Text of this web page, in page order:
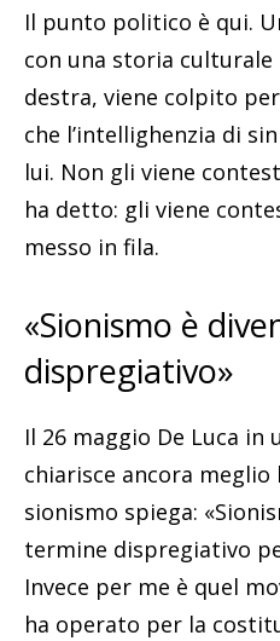
Il punto politico è qui.
con una storia
destra, viene colpito
che l’intellighenzia di
lui. Non gli viene
ha detto: gli viene
messo in fila.
«Sionismo è
dispregiativo»
Il 26 maggio De Luca in
chiarisce ancora meglio
sionismo spiega:
termine dispregiativo
Invece per me è quel
ha operato per la